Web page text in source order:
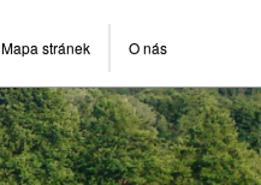
Mapa stránek O nás